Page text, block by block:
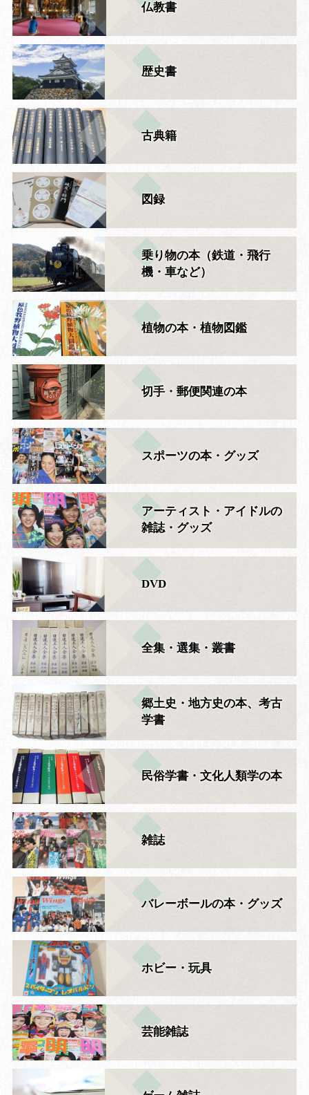
仏教書
歴史書
古典籍
図録
乗り物の本（鉄道・飛行
機・車など）
植物の本・植物図鑑
切手・郵便関連の本
スポーツの本・グッズ
アーティスト・アイドルの
雑誌・グッズ
DVD
全集・選集・叢書
郷土史・地方史の本、考古
学書
民俗学書・文化人類学の本
雑誌
バレーボールの本・グッズ
ホビー・玩具
芸能雑誌